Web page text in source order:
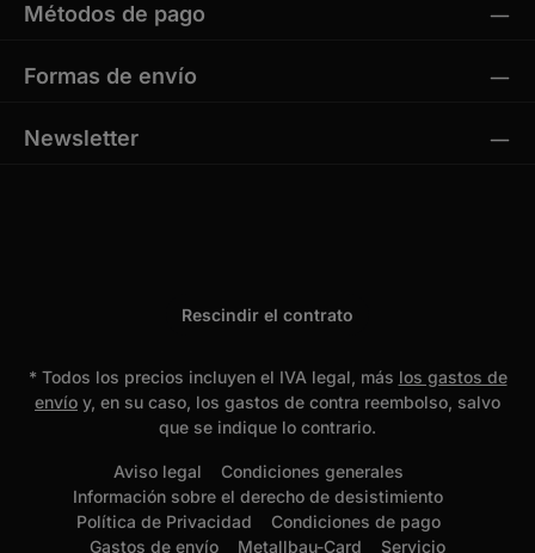
Métodos de pago
Formas de envío
Newsletter
Rescindir el contrato
* Todos los precios incluyen el IVA legal, más los gastos de
envío y, en su caso, los gastos de contra reembolso, salvo
que se indique lo contrario.
Aviso legal
Condiciones generales
Información sobre el derecho de desistimiento
Política de Privacidad
Condiciones de pago
Gastos de envío
Metallbau-Card Servicio